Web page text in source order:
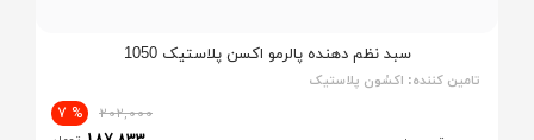
سبد نظم دهنده پالرمو اکسن پلاستیک 1050
تامین کننده: اکسُون پلاستیک
202,000
% 7